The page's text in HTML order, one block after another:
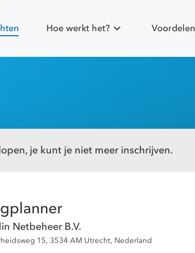
Hoe werkt het? Voordelen
je kunt je niet meer inschrijven.
Netbeheer B.V.
15, 3534 AM Utrecht, Nederland